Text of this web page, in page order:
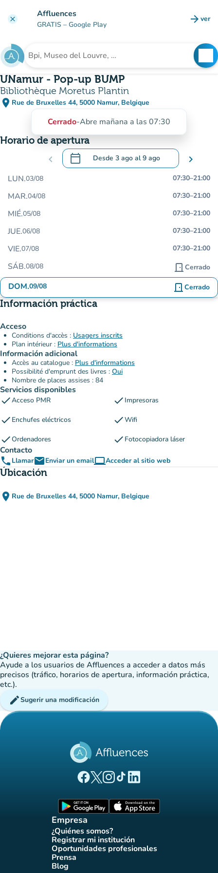
clear Affluences
GRATIS – Google Play arrow_forward ver
Buscar un establecimiento
UNamur - Pop-up BUMP
Bibliothèque Moretus Plantin
place Rue de Bruxelles 44, 5000 Namur, Belgique
(abrir en Google Maps)
(nueva pestaña)
Cerrado-Abre mañana a las 07:30
Horario de apertura
chevron_left calendar_today Desde 3 ago al9 ago
.Abra el calendario para cambiar las
chevron_right
LUN.03/08 07:30–21:00
MAR.04/08 07:30–21:00
MIÉ.05/08 07:30–21:00
JUE.06/08 07:30–21:00
VIE.07/08 07:30–21:00
SÁB.08/08 door_front Cerrado
DOM.09/08 door_front Cerrado
Información práctica
Acceso
Conditions d'accès : Usagers inscrits
Plan intérieur : Plus d'informations
Información adicional
Accès au catalogue : Plus d'informations
Possibilité d'emprunt des livres : Oui
Nombre de places assises : 84
Servicios disponibles
checkAcceso PMR check Impresoras
check Enchufes eléctricos checkWifi
checkOrdenadores check Fotocopiadora láser
Contacto
phone LlamaremailEnviar un emailcomputerAcceder al sitio web
(nueva pestaña)
Úbicación
place Rue de Bruxelles 44, 5000 Namur, Belgique
(abrir en Google Maps)
(nueva pestaña)
¿Quieres mejorar esta página?
Ayude a los usuarios de Affluences a acceder a datos más
precisos (tráfico, horarios de apertura, información práctica,
etc.).
editSugerir una modificación
(nueva pestaña)
(nueva pestaña)
(nueva pestaña)
(nueva pestaña)
(nueva pestaña)
Empresa
¿Quiénes somos?
(nueva pestaña)
Registrar mi institución
(nueva pestaña)
Oportunidades profesionales
(nueva pestaña)
Prensa(nueva pestaña)
Blog(nueva pestaña)